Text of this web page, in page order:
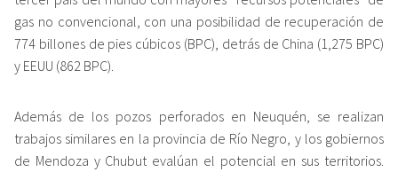
gas no convencional, con una posibilidad de recuperación de
774 billones de pies cúbicos (BPC), detrás de China (1,275 BPC)
y EEUU (862 BPC).
Además de los pozos perforados en Neuquén, se realizan
trabajos similares en la provincia de Río Negro, y los gobiernos
de Mendoza y Chubut evalúan el potencial en sus territorios.